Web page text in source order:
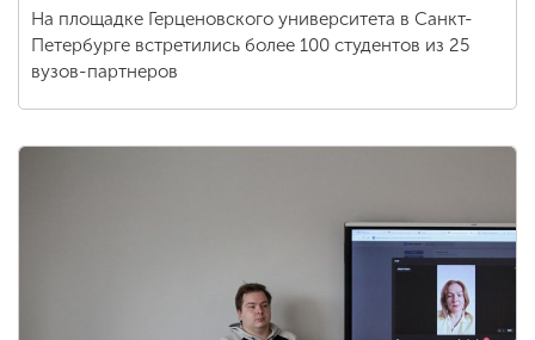
На площадке Герценовского университета в Санкт-
Петербурге встретились более 100 студентов из 25
вузов-партнеров